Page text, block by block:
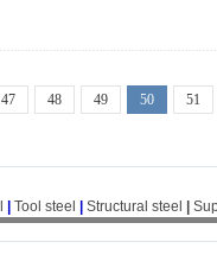
47 48 49 50 51
Tool steel Structural steel